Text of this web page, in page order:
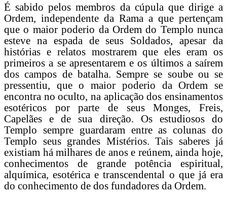
É sabido pelos membros da cúpula que dirige a
Ordem, independente da Rama a que pertençam
que o maior poderio da Ordem do Templo nunca
esteve na espada de seus Soldados, apesar da
histórias e relatos mostrarem que eles eram os
primeiros a se apresentarem e os últimos a saírem
dos campos de batalha. Sempre se soube ou se
pressentiu, que o maior poderio da Ordem se
encontra no oculto, na aplicação dos ensinamentos
esotéricos por parte de seus Monges, Freis,
Capelães e de sua direção. Os estudiosos do
Templo sempre guardaram entre as colunas do
Templo seus grandes Mistérios. Tais saberes já
existiam há milhares de anos e reúnem, ainda hoje,
conhecimentos de grande potência espiritual,
alquímica, esotérica e transcendental o que já era
do conhecimento de dos fundadores da Ordem.